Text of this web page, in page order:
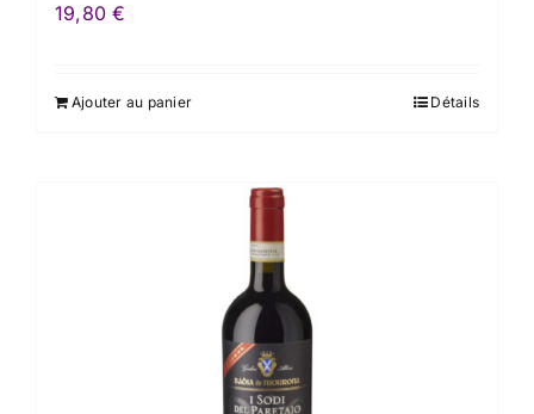
19,80€
Ajouter au panier Détails